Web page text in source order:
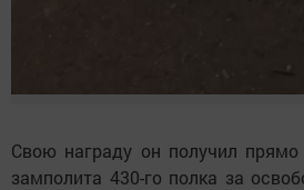
Свою награду он получил
замполита 430-го полка за